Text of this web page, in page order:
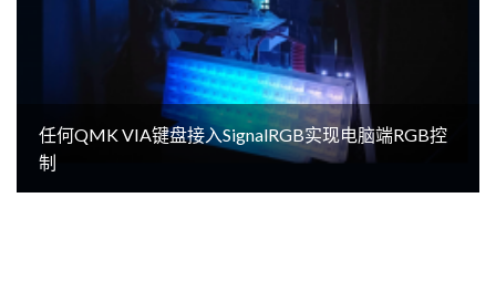
任何QMK VIA键盘接入SignalRGB实现电脑端RGB控
制